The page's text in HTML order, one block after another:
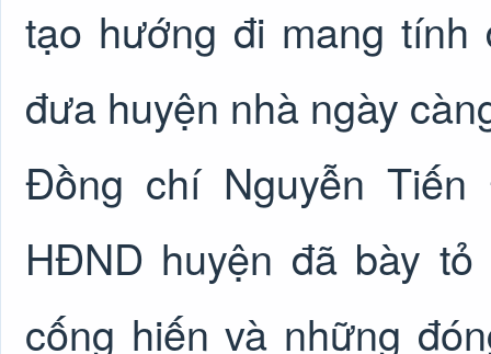
tạo hướng đi mang
đưa huyện nhà ngày
Đồng chí Nguyễn
HĐND huyện đã bày
cống hiến và những